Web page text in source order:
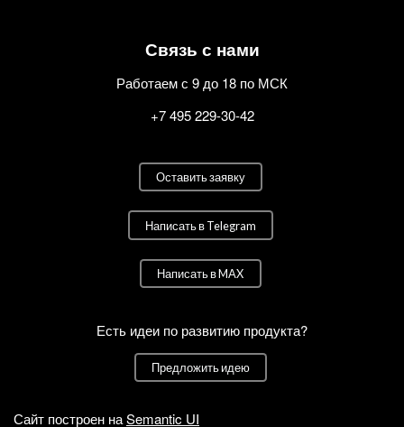
Связь с нами
Работаем с 9 до 18 по МСК
+7 495 229-30-42
Оставить заявку
Написать в Telegram
Написать в MAX
Есть идеи по развитию продукта?
Предложить идею
Сайт построен наSemantic UI